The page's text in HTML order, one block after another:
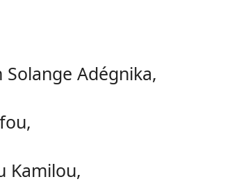
Solange Adégnika,
Kamilou,